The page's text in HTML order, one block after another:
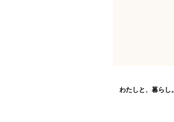
わたしと、暮らし。